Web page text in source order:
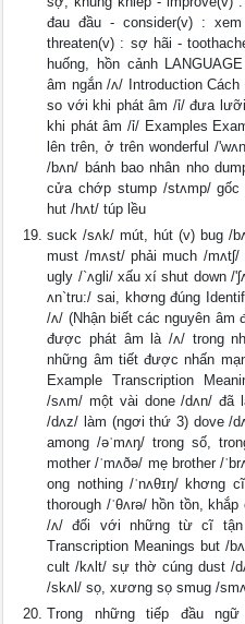
đau đầu - consider(v) :
threaten(v) : sợ hãi -
huống, hồn cảnh
âm ngắn /ʌ/ Introduction
so với khi phát âm /ỉ/ đưa
khi phát âm /ỉ/ Examples
lên trên, ở trên wonderful /
/bʌn/ bánh bao nhân nho
cửa chớp stump /stʌmp/
hut /hʌt/ túp lều
suck /sʌk/ mút, hút (v) bug /
must /mʌst/ phải much /
ugly /`ʌgli/ xấu xí shut down /
ʌn`tru:/ sai, khơng đúng
/ʌ/ (Nhận biết các nguyên
được phát âm là /ʌ/ trong
những âm tiết được nhấn
Example Transcription
/sʌm/ một vài done /dʌn/ đã
/dʌz/ làm (ngơi thứ 3) dove /
among /əˈmʌŋ/ trong số,
mother /ˈmʌðə/ mẹ brother /
ong nothing /ˈnʌθɪŋ/ khơng
thorough /ˈθʌrə/ hồn tồn,
/ʌ/ đối với những từ cĩ tận
Transcription Meanings but /
cult /kʌlt/ sự thờ cúng dust /
/skʌl/ sọ, xương sọ smug /
Trong những tiếp đầu ngữ